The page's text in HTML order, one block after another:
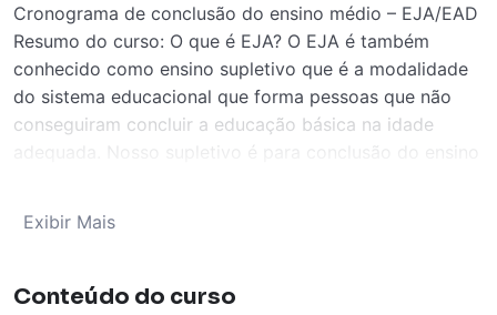
Cronograma de conclusão do ensino médio – EJA/EAD
Resumo do curso: O que é EJA? O EJA é também
conhecido como ensino supletivo que é a modalidade
do sistema educacional que forma pessoas que não
conseguiram concluir a educação básica na idade
adequada. Nosso supletivo é para conclusão do ensino
reconhecido pelo Mec. e autorizado pelo Conselho
abrange todas as disciplinas da grade curricular desse
Exibir Mais
Conteúdo do curso